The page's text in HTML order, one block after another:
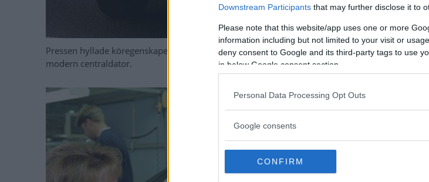
Downstream Participants that may further disclose it to
Please note that this website/app uses one or more
information including but not limited to your visit or
deny consent to Google and its third-party tags to use
in below Google consent section.
Personal Data Processing Opt Outs
Google consents
CONFIRM
Pressen hyllade köregenskaperna, de ventilerade stolarna och de smarta finesserna som
modern centraldator.